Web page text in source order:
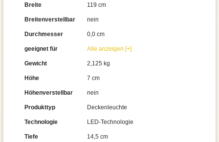
Breite 119 cm
Breitenverstellbar nein
Durchmesser 0,0 cm
geeignet für Alle anzeigen [+]
Gewicht 2,125 kg
Höhe 7 cm
Höhenverstellbar nein
Produkttyp Deckenleuchte
Technologie LED-Technologie
Tiefe 14,5 cm